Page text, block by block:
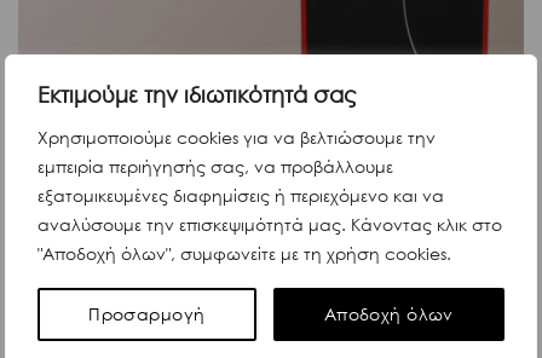
Εκτιμούμε την ιδιωτικότητά σας
Χρησιμοποιούμε cookies για να βελτιώσουμε την
εμπειρία περιήγησής σας, να προβάλλουμε
εξατομικευμένες διαφημίσεις ή περιεχόμενο και να
αναλύσουμε την επισκεψιμότητά μας. Κάνοντας κλικ στο
"Αποδοχή όλων", συμφωνείτε με τη χρήση cookies.
Προσαρμογή Αποδοχή όλων
Κωδ. 8523
Riedel gin set 4 pcs
Riedel